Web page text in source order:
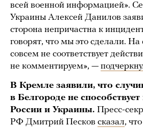
всей военной информацией».
Украины Алексей Данилов
сторона непричастна к
говорят, что мы это сделали.
совсем не соответствует
не комментируем», —
В Кремле заявили, что
в Белгороде не
России и Украины. Пресс-
РФ Дмитрий Песков сказал,